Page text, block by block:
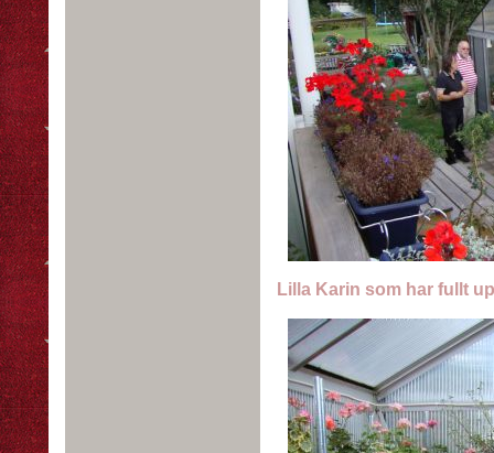
Lilla Karin som har fullt